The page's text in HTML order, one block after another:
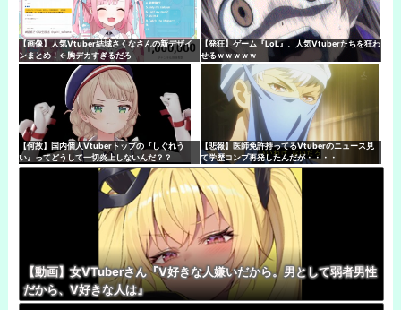
【画像】人気Vtuber結城さくなさんの新デザイ
ンまとめ！←胸デカすぎるだろ
【発狂】ゲーム『LoL』、人気Vtuberたちを狂わ
せるｗｗｗｗｗ
【何故】国内個人Vtuberトップの『しぐれう
い』ってどうして一切炎上しないんだ？？
【悲報】医師免許持ってるVtuberのニュース見
て学歴コンプ再発したんだが・・・・
【動画】女VTuberさん『V好きな人嫌いだから。男として弱者男性
だから、V好きな人は』